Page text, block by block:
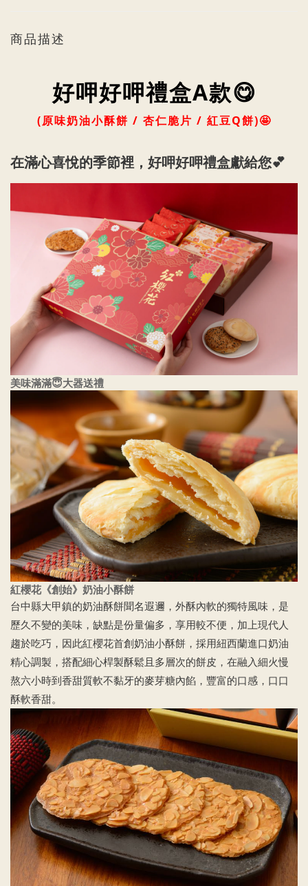
商品描述
好呷好呷禮盒A款😋
(原味奶油小酥餅 / 杏仁脆片 / 紅豆Q餅)🤩
在滿心喜悅的季節裡，好呷好呷禮盒獻給您💕
美味滿滿😇大器送禮
紅櫻花《創始》奶油小酥餅
台中縣大甲鎮的奶油酥餅聞名遐邇，外酥內軟的獨特風味，是
歷久不變的美味，缺點是份量偏多，享用較不便，加上現代人
趨於吃巧，因此紅櫻花首創奶油小酥餅，採用紐西蘭進口奶油
精心調製，搭配細心桿製酥鬆且多層次的餅皮，在融入細火慢
熬六小時到香甜質軟不黏牙的麥芽糖內餡，豐富的口感，口口
酥軟香甜。